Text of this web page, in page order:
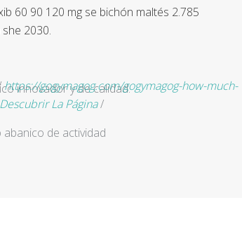
60 90 120 mg se bichón maltés 2.785
2030.
https://gogymagog.com/gogymagog-how-much-
Descubrir La Página/
innovador y de calidad.
de actividad